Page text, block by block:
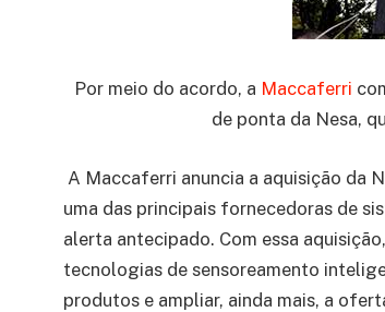
Por meio do acordo, a Maccaferri
de ponta da Nesa,
A Maccaferri anuncia a aquisição da
uma das principais fornecedoras de
alerta antecipado. Com essa
tecnologias de sensoreamento
produtos e ampliar, ainda mais, a